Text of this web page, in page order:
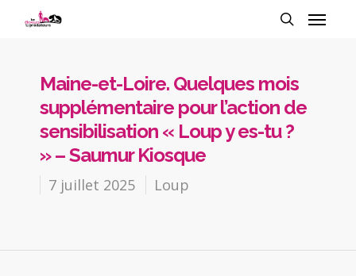
Maine-et-Loire. Quelques mois
supplémentaire pour l’action de
sensibilisation « Loup y es-tu ?
» – Saumur Kiosque
7 juillet 2025 Loup